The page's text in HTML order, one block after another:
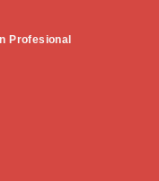
Profesional